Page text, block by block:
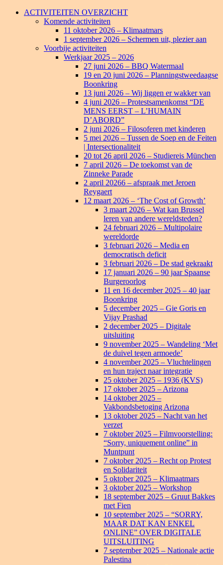
ACTIVITEITEN OVERZICHT
Komende activiteiten
11 oktober 2026 – Klimaatmars
1 september 2026 – Schermen uit, plezier aan
Voorbije activiteiten
Werkjaar 2025 – 2026
27 juni 2026 – BBQ Watermaal
19 en 20 juni 2026 – Planningstweedaagse
Boonkring
13 juni 2026 – Wij liggen er wakker van
4 juni 2026 – Protestsamenkomst “DE
MENS EERST – L’HUMAIN
D’ABORD”
2 juni 2026 – Filosoferen met kinderen
5 mei 2026 – Tussen de Soep en de Feiten
| Intersectionaliteit
20 tot 26 april 2026 – Studiereis München
7 april 2026 – De toekomst van de
Zinneke Parade
2 april 20266 – afspraak met Jeroen
Reygaert
12 maart 2026 – ‘The Cost of Growth’
3 maart 2026 – Wat kan Brussel
leren van andere wereldsteden?
24 februari 2026 – Multipolaire
wereldorde
3 februari 2026 – Media en
democratisch deficit
3 februari 2026 – De stad gekraakt
17 januari 2026 – 90 jaar Spaanse
Burgeroorlog
11 en 16 december 2025 – 40 jaar
Boonkring
5 december 2025 – Gie Goris en
Vijay Prashad
2 december 2025 – Digitale
uitsluiting
9 november 2025 – Wandeling ‘Met
de duivel tegen armoede’
4 november 2025 – Vluchtelingen
en hun traject naar integratie
25 oktober 2025 – 1936 (KVS)
17 oktober 2025 – Arizona
14 oktober 2025 –
Vakbondsbetoging Arizona
13 oktober 2025 – Nacht van het
verzet
7 oktober 2025 – Filmvoorstelling:
“Sorry, uniquement online” in
Muntpunt
7 oktober 2025 – Recht op Protest
en Solidariteit
5 oktober 2025 – Klimaatmars
3 oktober 2025 – Workshop
18 september 2025 – Gruut Bakkes
met Fien
10 september 2025 – “SORRY,
MAAR DAT KAN ENKEL
ONLINE” OVER DIGITALE
UITSLUITING
7 september 2025 – Nationale actie
Palestina